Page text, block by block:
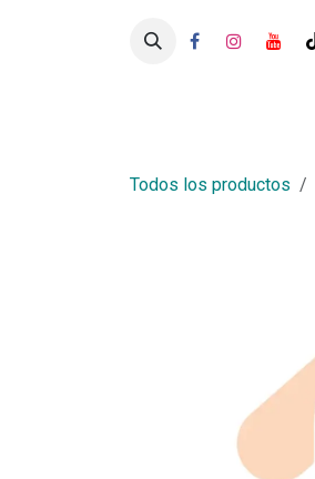
Todos los productos